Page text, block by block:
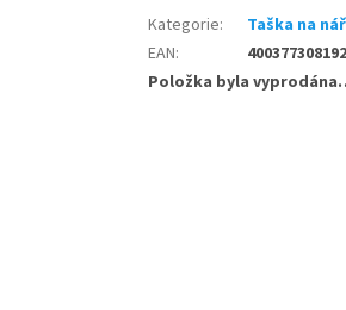
Kategorie:
Taška na
EAN:
Položka byla